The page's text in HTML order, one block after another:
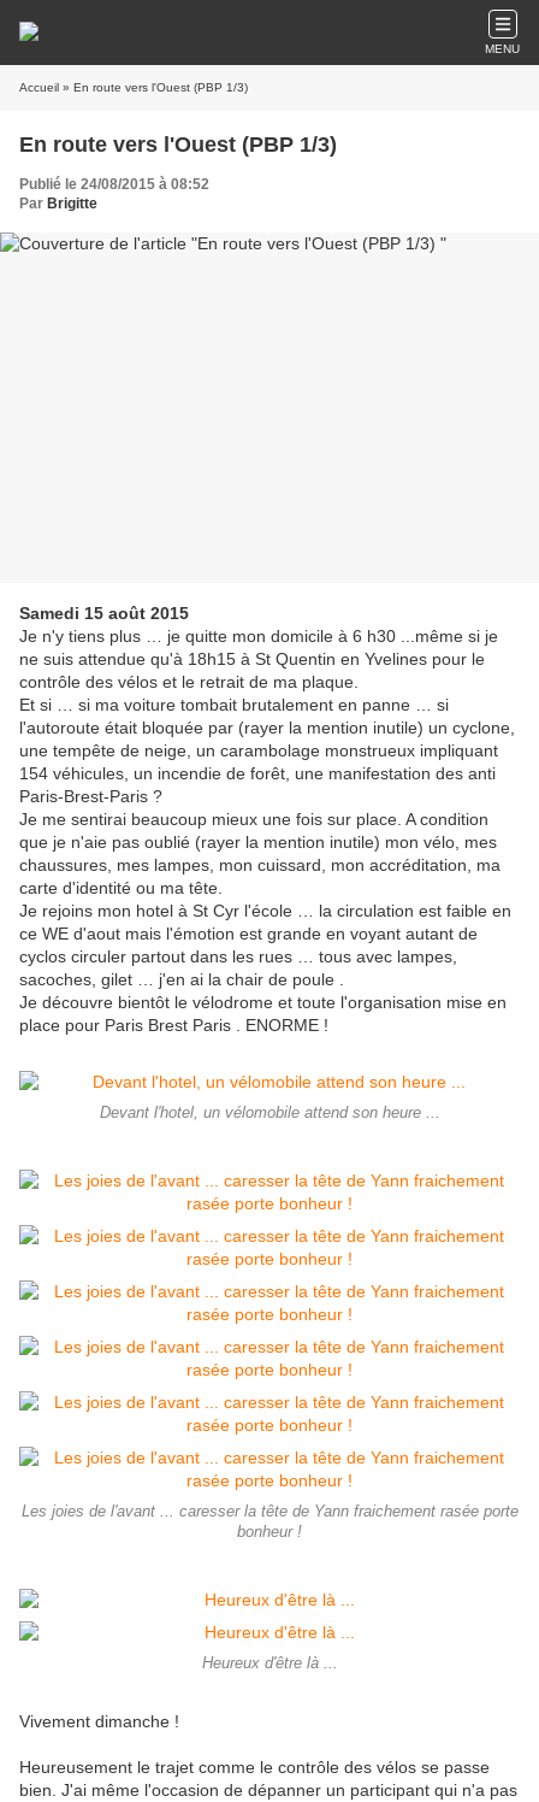
MENU
Accueil » En route vers l'Ouest (PBP 1/3)
En route vers l'Ouest (PBP 1/3)
Publié le 24/08/2015 à 08:52
Par Brigitte
Samedi 15 août 2015
Je n'y tiens plus … je quitte mon domicile à 6 h30 ...même si je
ne suis attendue qu'à 18h15 à St Quentin en Yvelines pour le
contrôle des vélos et le retrait de ma plaque.
Et si … si ma voiture tombait brutalement en panne … si
l'autoroute était bloquée par (rayer la mention inutile) un cyclone,
une tempête de neige, un carambolage monstrueux impliquant
154 véhicules, un incendie de forêt, une manifestation des anti
Paris-Brest-Paris ?
Je me sentirai beaucoup mieux une fois sur place. A condition
que je n'aie pas oublié (rayer la mention inutile) mon vélo, mes
chaussures, mes lampes, mon cuissard, mon accréditation, ma
carte d'identité ou ma tête.
Je rejoins mon hotel à St Cyr l'école … la circulation est faible en
ce WE d'aout mais l'émotion est grande en voyant autant de
cyclos circuler partout dans les rues … tous avec lampes,
sacoches, gilet … j'en ai la chair de poule .
Je découvre bientôt le vélodrome et toute l'organisation mise en
place pour Paris Brest Paris . ENORME !
Devant l'hotel, un vélomobile attend son heure ...
Les joies de l'avant ... caresser la tête de Yann fraichement rasée porte
bonheur !
Heureux d'être là ...
Vivement dimanche !
Heureusement le trajet comme le contrôle des vélos se passe
bien. J'ai même l'occasion de dépanner un participant qui n'a pas